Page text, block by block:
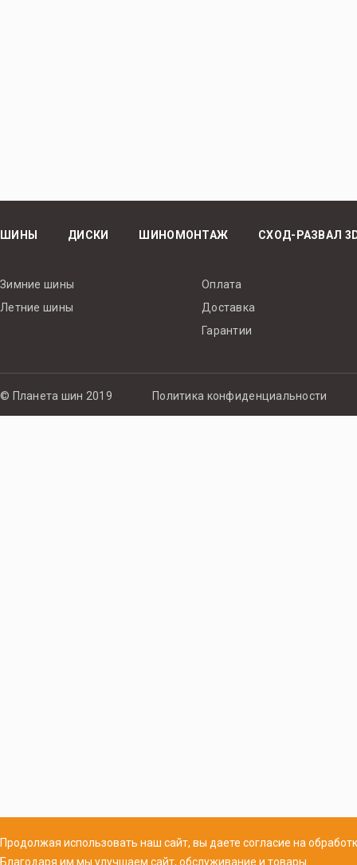
ШИНЫ ДИСКИ ШИНОМОНТАЖ СХОД-РАЗВАЛ
Зимние шины
Летние шины
Оплата
Доставка
Гарантии
© Планета шин 2019 Политика конфиденциальности
Продолжая использовать наш сайт, вы даете согласие на
Благодаря им мы улучшаем сайт, обслуживание и товары.